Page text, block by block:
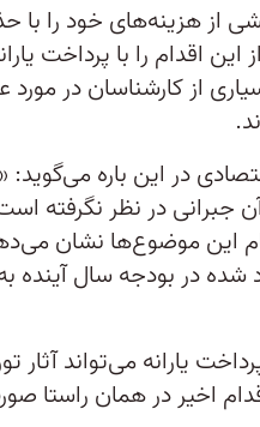
اقدام را با پرداخت
از کارشناسان در
آن جبرانی در نظر نگرفته
شده در بودجه سال آینده
یارانه می‌تواند آثار
اخیر در همان راستا